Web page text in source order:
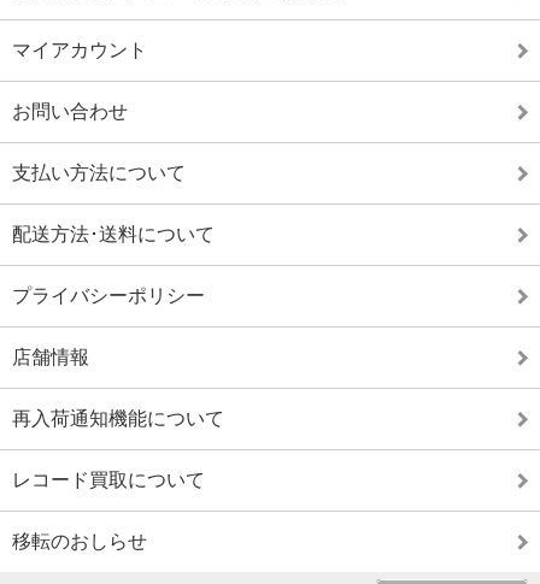
マイアカウント
お問い合わせ
支払い方法について
配送方法･送料について
プライバシーポリシー
店舗情報
再入荷通知機能について
レコード買取について
移転のおしらせ